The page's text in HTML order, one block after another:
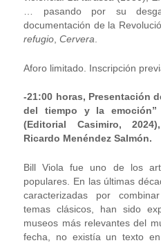
… pasando por su
documentación de la
refugio ,Cervera
Aforo limitado. Inscripción
-21:00 horas, Presentación
del tiempo y la emoción”
(Editorial Casimiro,
Ricardo Menéndez Salmón.
Bill Viola fue uno de los
populares. En las últimas
caracterizadas por
temas clásicos, han sido
museos más relevantes del
fecha, no existía un texto